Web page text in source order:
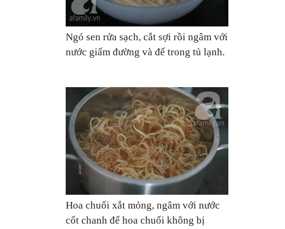
Ngó sen rửa sạch, cắt sợi rồi ngâm với
nước giấm đường và để trong tủ lạnh.
Hoa chuối xắt mỏng, ngâm với nước
cốt chanh để hoa chuối không bị